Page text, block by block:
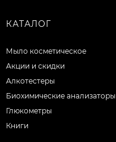
КАТАЛОГ
Мыло косметическое
Акции и скидки
Алкотестеры
Биохимические анализаторы
Глюкометры
Книги